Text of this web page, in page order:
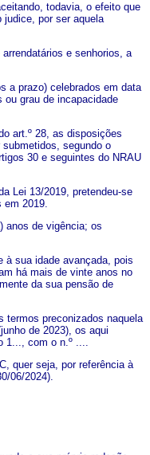
todavia, o efeito que
judice, por ser aquela
e senhorios, a
a prazo) celebrados em data
ou grau de incapacidade
art.º 28, as disposições
segundo o
30 e seguintes do NRAU
Lei 13/2019, pretendeu-se
em 2019.
anos de vigência; os
à sua idade avançada, pois
há mais de vinte anos no
da sua pensão de
termos preconizados naquela
de 2023), os aqui
1..., com o n.º ....
quer seja, por referência à
06/2024).